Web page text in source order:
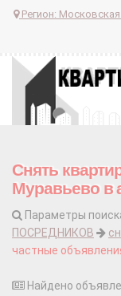
Регион:
Снять
Муравьево в
Параметры
ПОСРЕДНИКОВ
частные
Найдено